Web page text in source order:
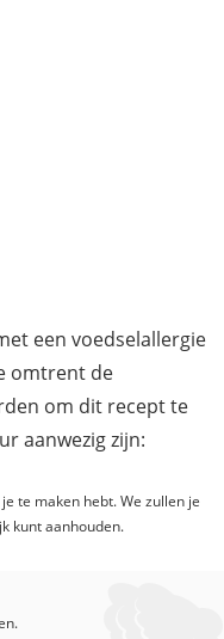
een voedselallergie
omtrent de
om dit recept te
aanwezig zijn:
te maken hebt. We zullen je
kunt aanhouden.